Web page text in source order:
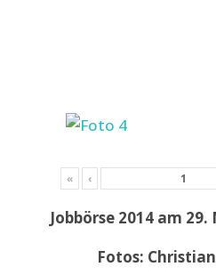
« ‹
Jobbörse 2014 am
Fotos: